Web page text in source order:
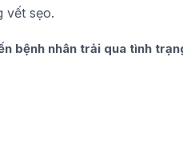
vết sẹo.
bệnh nhân trải qua tình